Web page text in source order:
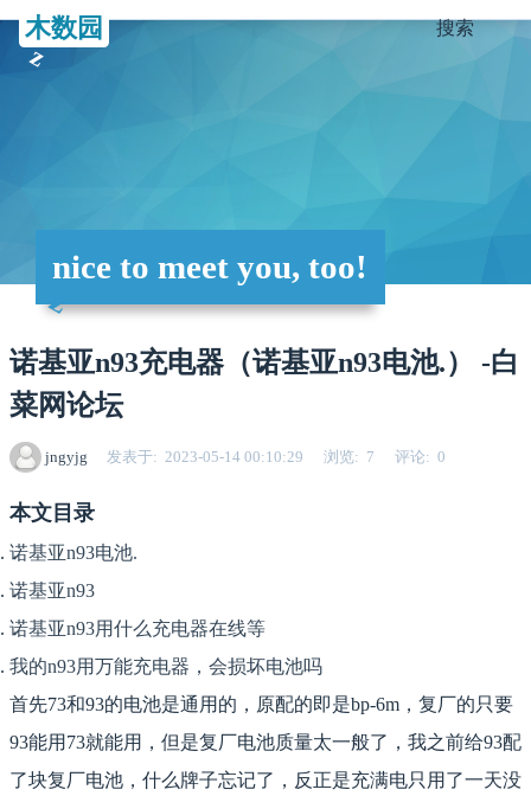
木数园 搜索
nice to meet you, too!
诺基亚n93充电器（诺基亚n93电池.） -白
菜网论坛
jngyjg 发表于 2023-05-14 00:10:29 浏览 7 评论 0
本文目录
诺基亚n93电池.
诺基亚n93
诺基亚n93用什么充电器在线等
我的n93用万能充电器，会损坏电池吗
首先73和93的电池是通用的，原配的即是bp-6m，复厂的只要
93能用73就能用，但是复厂电池质量太一般了，我之前给93配
了块复厂电池，什么牌子忘记了，反正是充满电只用了一天没